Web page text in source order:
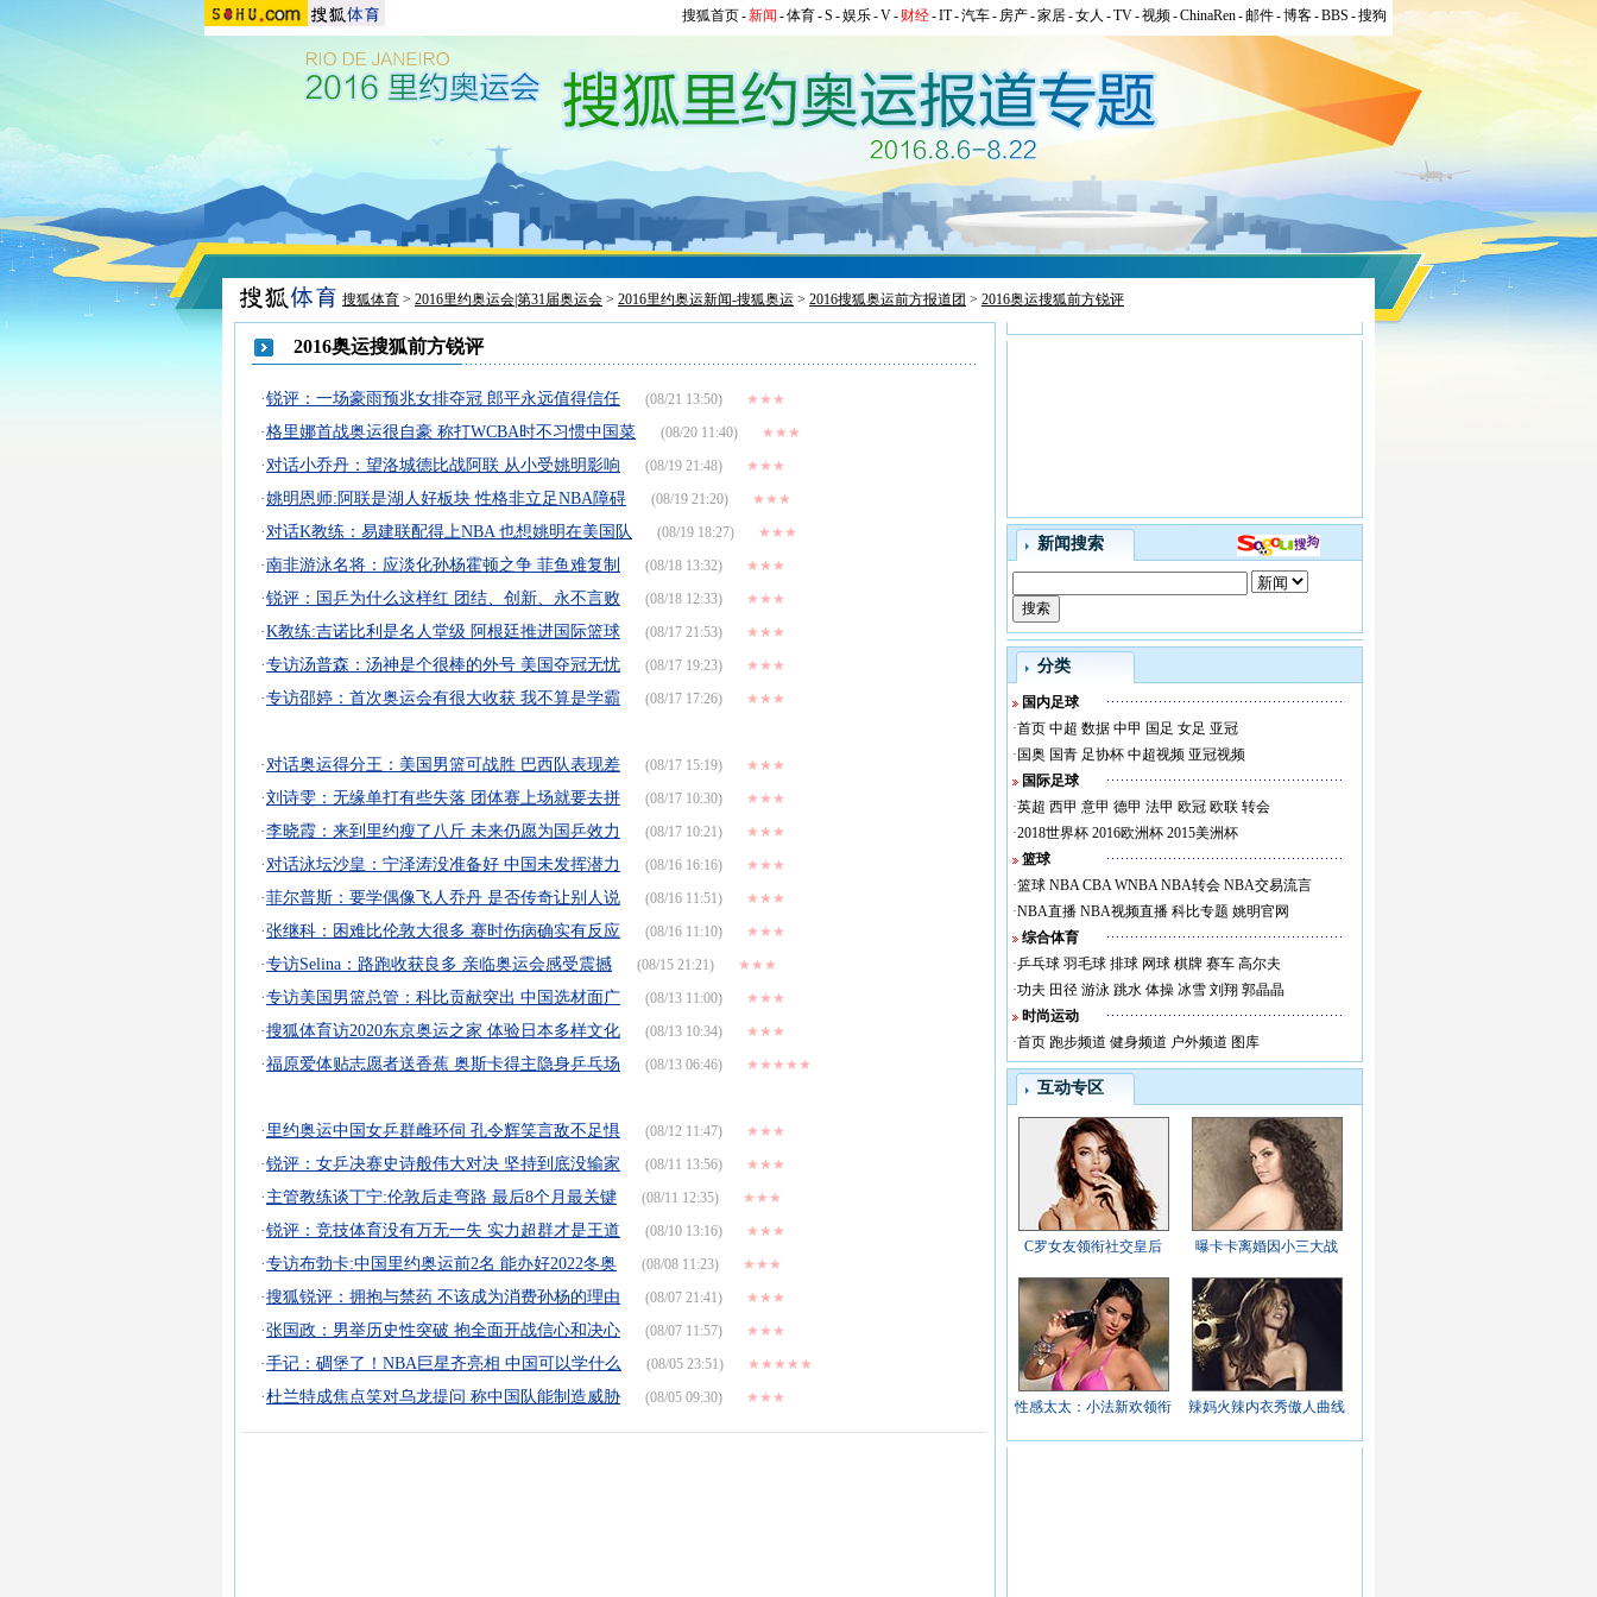
搜狐首页-新闻 -体育-S -娱乐-V- 财经-IT-汽车- 房产-家居-女人 -TV-视频-ChinaRen-邮件-博客-BBS -搜狗
搜狐体育 > 2016里约奥运会|第31届奥运会 > 2016里约奥运新闻-搜狐奥运 > 2016搜狐奥运前方报道团 > 2016奥运搜狐前方锐评
2016奥运搜狐前方锐评
·锐评：一场豪雨预兆女排夺冠 郎平永远值得信任 (08/21 13:50) ★★★
·格里娜首战奥运很自豪 称打WCBA时不习惯中国菜 (08/20 11:40) ★★★
·对话小乔丹：望洛城德比战阿联 从小受姚明影响 (08/19 21:48) ★★★
·姚明恩师:阿联是湖人好板块 性格非立足NBA障碍 (08/19 21:20) ★★★
·对话K教练：易建联配得上NBA 也想姚明在美国队 (08/19 18:27) ★★★
·南非游泳名将：应淡化孙杨霍顿之争 菲鱼难复制 (08/18 13:32) ★★★
·锐评：国乒为什么这样红 团结、创新、永不言败 (08/18 12:33) ★★★
·K教练:吉诺比利是名人堂级 阿根廷推进国际篮球 (08/17 21:53) ★★★
·专访汤普森：汤神是个很棒的外号 美国夺冠无忧 (08/17 19:23) ★★★
·专访邵婷：首次奥运会有很大收获 我不算是学霸 (08/17 17:26) ★★★
·对话奥运得分王：美国男篮可战胜 巴西队表现差 (08/17 15:19) ★★★
·刘诗雯：无缘单打有些失落 团体赛上场就要去拼 (08/17 10:30) ★★★
·李晓霞：来到里约瘦了八斤 未来仍愿为国乒效力 (08/17 10:21) ★★★
·对话泳坛沙皇：宁泽涛没准备好 中国未发挥潜力 (08/16 16:16) ★★★
·菲尔普斯：要学偶像飞人乔丹 是否传奇让别人说 (08/16 11:51) ★★★
·张继科：困难比伦敦大很多 赛时伤病确实有反应 (08/16 11:10) ★★★
·专访Selina：路跑收获良多 亲临奥运会感受震撼 (08/15 21:21) ★★★
·专访美国男篮总管：科比贡献突出 中国选材面广 (08/13 11:00) ★★★
·搜狐体育访2020东京奥运之家 体验日本多样文化 (08/13 10:34) ★★★
·福原爱体贴志愿者送香蕉 奥斯卡得主隐身乒乓场 (08/13 06:46) ★★★★★
· 里约奥运中国女乒群雌环伺 孔令辉笑言敌不足惧 (08/12 11:47) ★★★
·锐评：女乒决赛史诗般伟大对决 坚持到底没输家 (08/11 13:56) ★★★
· 主管教练谈丁宁:伦敦后走弯路 最后8个月最关键 (08/11 12:35) ★★★
·锐评：竞技体育没有万无一失 实力超群才是王道 (08/10 13:16) ★★★
·专访布勃卡:中国里约奥运前2名 能办好2022冬奥 (08/08 11:23) ★★★
·搜狐锐评：拥抱与禁药 不该成为消费孙杨的理由 (08/07 21:41) ★★★
·张国政：男举历史性突破 抱全面开战信心和决心 (08/07 11:57) ★★★
·手记：碉堡了！NBA巨星齐亮相 中国可以学什么 (08/05 23:51) ★★★★★
·杜兰特成焦点笑对乌龙提问 称中国队能制造威胁 (08/05 09:30) ★★★
新闻搜索
分类
国内足球
·首页 中超 数据 中甲 国足 女足 亚冠
· 国奥 国青 足协杯 中超视频 亚冠视频
国际足球
·英超 西甲 意甲 德甲 法甲 欧冠 欧联 转会
·2018世界杯 2016欧洲杯 2015美洲杯
篮球
·篮球 NBA CBA WNBA NBA转会 NBA交易流言
·NBA直播 NBA视频直播 科比专题 姚明官网
综合体育
·乒乓球 羽毛球 排球 网球 棋牌 赛车 高尔夫
·功夫 田径 游泳 跳水 体操 冰雪 刘翔 郭晶晶
时尚运动
·首页 跑步频道 健身频道 户外频道 图库
互动专区
C罗女友领衔社交皇后 曝卡卡离婚因小三大战
性感太太：小法新欢领衔 辣妈火辣内衣秀傲人曲线